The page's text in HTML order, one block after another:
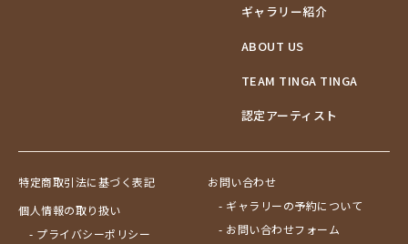
ギャラリー紹介
ABOUT US
TEAM TINGA TINGA
認定アーティスト
特定商取引法に基づく表記
個人情報の取り扱い
- プライバシーポリシー
お問い合わせ
- ギャラリーの予約について
- お問い合わせフォーム